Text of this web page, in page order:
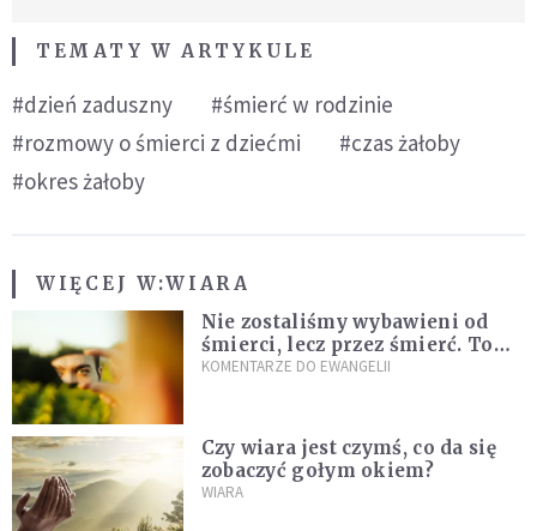
TEMATY W ARTYKULE
#dzień zaduszny
#śmierć w rodzinie
#rozmowy o śmierci z dziećmi
#czas żałoby
#okres żałoby
WIĘCEJ W:WIARA
Nie zostaliśmy wybawieni od
śmierci, lecz przez śmierć. To
jedna z największych tajemnic
KOMENTARZE DO EWANGELII
Czy wiara jest czymś, co da się
zobaczyć gołym okiem?
WIARA